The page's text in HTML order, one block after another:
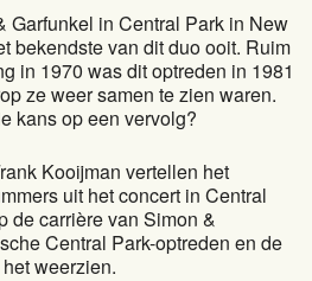
Garfunkel in Central Park in New
bekendste van dit duo ooit. Ruim
in 1970 was dit optreden in 1981
ze weer samen te zien waren.
kans op een vervolg?
Kooijman vertellen het
uit het concert in Central
de carrière van Simon &
Central Park-optreden en de
weerzien.